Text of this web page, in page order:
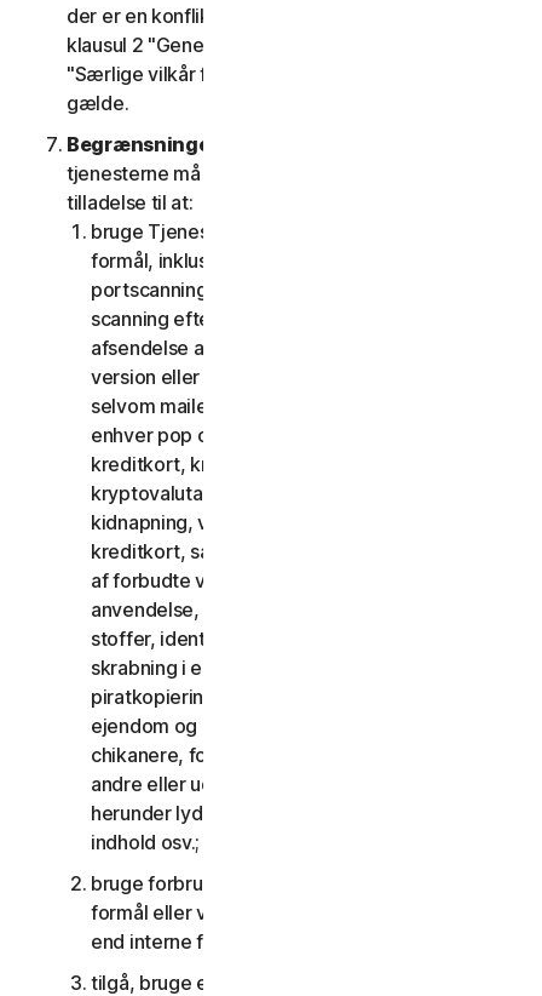
der er en konflikt eller uoverensstemmelse mellem
klausul 2 "Generelle tjenestevilkår", og klausul 4
"Særlige vilkår for visse tjenester", vil klausul 4
gælde.
Begrænsninger.
tjenesterne må du ikke, og du må ikke give andre
tilladelse til at:
bruge Tjenesterne til ulovlige eller bedrageriske
formål, inklusive men ikke begrænset til
portscanning, afsendelse af spam og phishing,
scanning efter åbne relæer eller åbne proxies,
afsendelse af uopfordret mail eller enhver
version eller type mail sendt i store mængder,
selvom mailen dirigeres via tredjepartsservere,
enhver pop op-aktivering, brug af stjålne
kreditkort, kreditkortsvindel, økonomisk svig,
kryptovalutabedrageri, cloaking, afpresning,
kidnapning, voldtægt, mord, salg af stjålne
kreditkort, salg af stjålne varer, tilbud eller salg
af forbudte varer til militær brug og dobbelt
anvendelse, tilbud eller salg af kontrollerede
stoffer, identitetstyveri, hacking, pharming,
skrabning i enhver form eller mængde, digital
piratkopiering, overtrædelser af intellektuel
ejendom og andre lignende aktiviteter; eller til at
chikanere, forfølge, true, skade eller overvåge
andre eller udnytte børn på nogen måde,
herunder lyd, video, fotografering, digitalt
indhold osv.;
bruge forbrugertjenesterne til kommercielle
formål eller virksomhedstjenesterne til andet
end interne forretningsformål;
tilgå, bruge eller dele forbrugertjenesterne med